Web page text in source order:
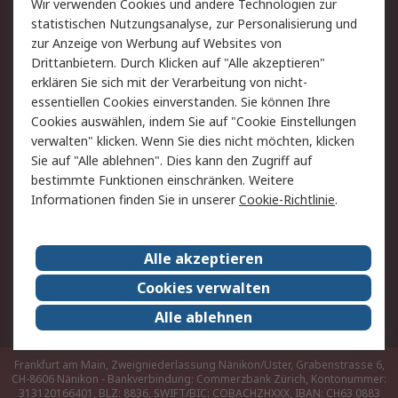
Hilfe
Rechtliches
AGB
Datenschutz
Cookie-Richtlinie
Zahlungsbedingungen
Copyright/Impressum
Über RS
Karriere bei RS
Nachhaltigkeit
Qualität/Umwelt/ZertifikatePresse-Center
Event-Center
Frankfurt am Main, Zweigniederlassung Nänikon/Uster, Grabenstrasse 6,
CH-8606 Nänikon - Bankverbindung: Commerzbank Zürich, Kontonummer:
313120166401, BLZ: 8836, SWIFT/BIC: COBACHZHXXX, IBAN: CH63 0883
Wir verwenden Cookies und andere Technologien zur
statistischen Nutzungsanalyse, zur Personalisierung und
zur Anzeige von Werbung auf Websites von
Drittanbietern. Durch Klicken auf "Alle akzeptieren"
erklären Sie sich mit der Verarbeitung von nicht-
essentiellen Cookies einverstanden. Sie können Ihre
Cookies auswählen, indem Sie auf "Cookie Einstellungen
verwalten" klicken. Wenn Sie dies nicht möchten, klicken
Sie auf "Alle ablehnen". Dies kann den Zugriff auf
bestimmte Funktionen einschränken. Weitere
Informationen finden Sie in unsererCookie-Richtlinie.
Alle akzeptieren
Cookies verwalten
Alle ablehnen